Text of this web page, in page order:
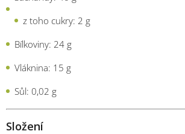
z toho cukry: 2 g
Bílkoviny: 24 g
Vláknina: 15 g
Sůl: 0,02 g
Složení